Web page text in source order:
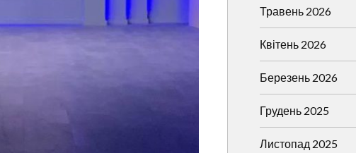
Травень 2026
Квітень 2026
Березень 2026
Грудень 2025
Листопад 2025